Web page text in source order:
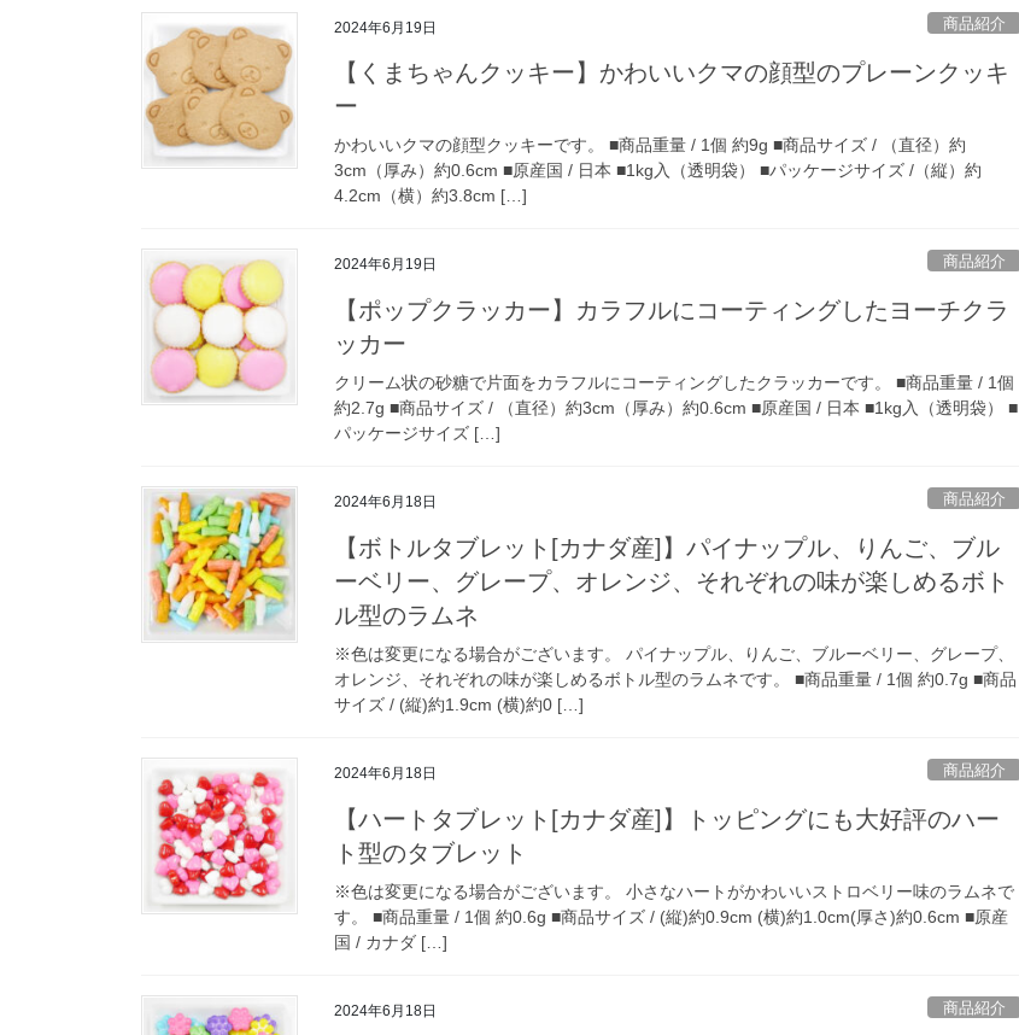
2024年6月19日 商品紹介
【くまちゃんクッキー】かわいいクマの顔型のプレーンクッキ
ー
かわいいクマの顔型クッキーです。 ■商品重量 / 1個 約9g ■商品サイズ / （直径）約
3cm（厚み）約0.6cm ■原産国 / 日本 ■1kg入（透明袋） ■パッケージサイズ /（縦）約
4.2cm（横）約3.8cm […]
2024年6月19日 商品紹介
【ポップクラッカー】カラフルにコーティングしたヨーチクラ
ッカー
クリーム状の砂糖で片面をカラフルにコーティングしたクラッカーです。 ■商品重量 / 1個
約2.7g ■商品サイズ / （直径）約3cm（厚み）約0.6cm ■原産国 / 日本 ■1kg入（透明袋） ■
パッケージサイズ […]
2024年6月18日 商品紹介
【ボトルタブレット[カナダ産]】パイナップル、りんご、ブル
ーベリー、グレープ、オレンジ、それぞれの味が楽しめるボト
ル型のラムネ
※色は変更になる場合がございます。 パイナップル、りんご、ブルーベリー、グレープ、
オレンジ、それぞれの味が楽しめるボトル型のラムネです。 ■商品重量 / 1個 約0.7g ■商品
サイズ / (縦)約1.9cm (横)約0 […]
2024年6月18日 商品紹介
【ハートタブレット[カナダ産]】トッピングにも大好評のハー
ト型のタブレット
※色は変更になる場合がございます。 小さなハートがかわいいストロベリー味のラムネで
す。 ■商品重量 / 1個 約0.6g ■商品サイズ / (縦)約0.9cm (横)約1.0cm(厚さ)約0.6cm ■原産
国 / カナダ […]
2024年6月18日 商品紹介